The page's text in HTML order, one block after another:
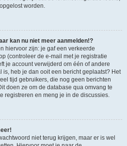
worden.
kan nu niet meer aanmelden!?
hiervoor zijn: je gaf een verkeerde
(controleer de e-mail met je registratie
je account verwijderd om één of andere
is, heb je dan ooit een bericht geplaatst? Het
tijd gebruikers, die nog geen berichten
doen ze om de database qua omvang te
registreren en meng je in de discussies.
niet terug krijgen, maar er is wel